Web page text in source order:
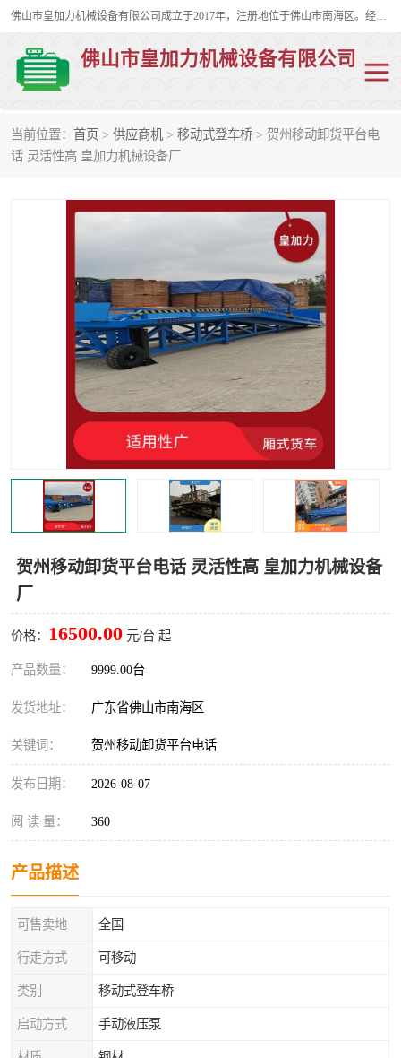
佛山市皇加力机械设备有限公司成立于2017年，注册地位于佛山市南海区。经营范围包括：其他机械设备及电子产品批发、电气设备批发、贸易代理、五金产品批发等；主要产品有：移动式登车桥、叉车装卸货平台、移动式升降机、升降货梯、油桶夹具、电动堆高车。
佛山市皇加力机械设备有限公司
当前位置： 首页 > 供应商机 > 移动式登车桥 > 贺州移动卸货平台电
话 灵活性高 皇加力机械设备厂
贺州移动卸货平台电话 灵活性高 皇加力机械设备
厂
价格： 16500.00 元/台 起
产品数量： 9999.00台
发货地址： 广东省佛山市南海区
关键词： 贺州移动卸货平台电话
发布日期： 2026-08-07
阅 读 量： 360
产品描述
可售卖地 全国
行走方式 可移动
类别 移动式登车桥
启动方式 手动液压泵
移动式登车桥
步行式电动堆高车 移动登车台
电动搬运车
移动式升降平台 升降货梯
集装箱装柜平台 油桶夹具